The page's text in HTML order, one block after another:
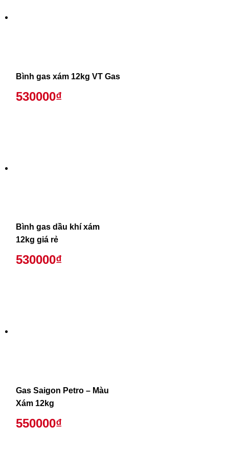
Bình gas xám 12kg VT Gas
530000₫
Bình gas dầu khí xám
12kg giá rẻ
530000₫
Gas Saigon Petro – Màu
Xám 12kg
550000₫